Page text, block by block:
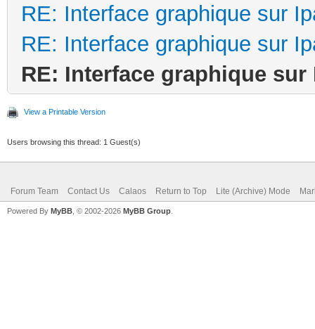
RE: Interface graphique sur
RE: Interface graphique sur
RE: Interface graphique sur
View a Printable Version
Users browsing this thread: 1 Guest(s)
Forum Team Contact Us Calaos Return to Top Lite (Archive) Mode
Powered By MyBB , © 2002-2026 MyBB Group